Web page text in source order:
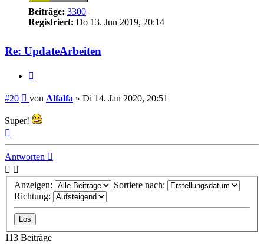
Beiträge: 3300
Registriert: Do 13. Jun 2019, 20:14
Re: UpdateArbeiten
#20 Beitrag
von Alfalfa » Di 14. Jan 2020, 20:51
Super!
Antworten
Anzeigen:
Sortiere nach:
Richtung:
113 Beiträge